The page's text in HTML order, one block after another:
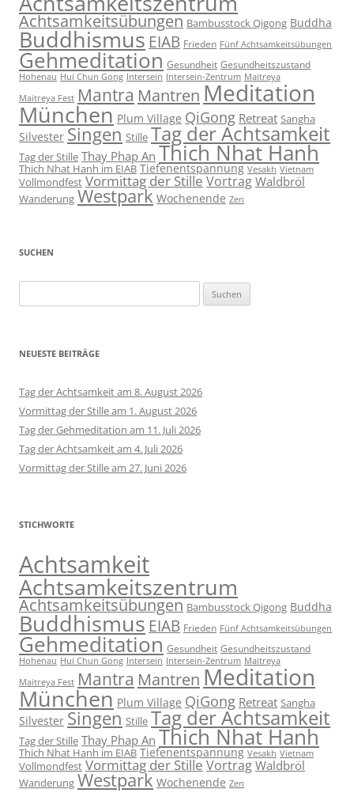
Achtsamkeitsübungen Bambusstock Qigong Buddha
Buddhismus EIAB Frieden Fünf Achtsamkeitsübungen
Gehmeditation Gesundheit Gesundheitszustand
Hohenau Hui Chun Gong Intersein Intersein-Zentrum Maitreya
Maitreya Fest Mantra Mantren Meditation
München Plum Village QiGong Retreat Sangha
Silvester Singen Stille Tag der Achtsamkeit
Tag der Stille Thay Phap An Thich Nhat Hanh
Thich Nhat Hanh im EIAB Tiefenentspannung Vesakh Vietnam
Vollmondfest Vormittag der StilleVortragWaldbröl
Wanderung Westpark Wochenende Zen
SUCHEN
nach:
NEUESTE BEITRÄGE
Tag der Achtsamkeit am 8. August 2026
Vormittag der Stille am 1. August 2026
Tag der Gehmeditation am 11. Juli 2026
Tag der Achtsamkeit am 4. Juli 2026
Vormittag der Stille am 27. Juni 2026
STICHWORTE
Achtsamkeit
Achtsamkeitszentrum
Achtsamkeitsübungen Bambusstock Qigong Buddha
Buddhismus EIAB Frieden Fünf Achtsamkeitsübungen
Gehmeditation Gesundheit Gesundheitszustand
Hohenau Hui Chun Gong Intersein Intersein-Zentrum Maitreya
Maitreya Fest Mantra Mantren Meditation
München Plum Village QiGong Retreat Sangha
Silvester Singen Stille Tag der Achtsamkeit
Tag der Stille Thay Phap An Thich Nhat Hanh
Thich Nhat Hanh im EIAB Tiefenentspannung Vesakh Vietnam
Vollmondfest Vormittag der StilleVortragWaldbröl
Wanderung Westpark Wochenende Zen